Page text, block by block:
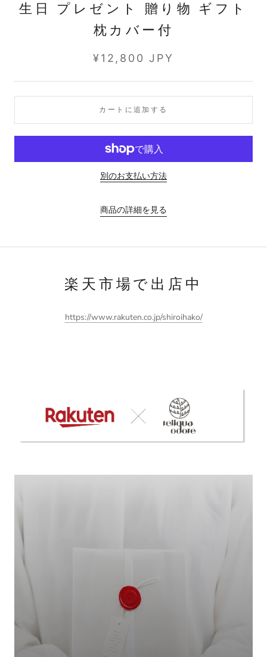
生日 プレゼント 贈り物 ギフト
枕カバー付
¥12,800 JPY
カートに追加する
別のお支払い方法
商品の詳細を見る
楽天市場で出店中
https://www.rakuten.co.jp/shiroihako/